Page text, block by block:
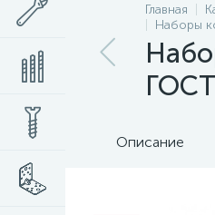
Главная
Наборы
Описание